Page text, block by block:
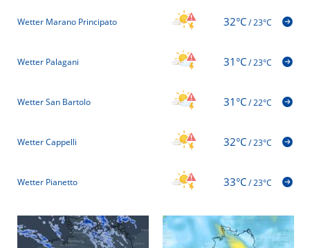
Wetter Marano Principato 32°C/23°C
Wetter Palagani 31°C/23°C
Wetter San Bartolo 31°C/22°C
Wetter Cappelli 32°C/23°C
Wetter Pianetto 33°C/23°C